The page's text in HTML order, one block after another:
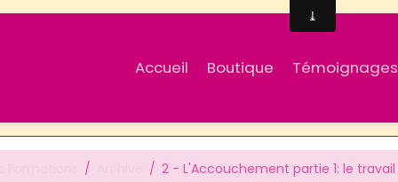
Accueil Boutique Témoignages
2 - L'Accouchement partie 1: le travail